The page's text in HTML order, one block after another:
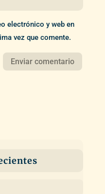
electrónico y web en
vez que comente.